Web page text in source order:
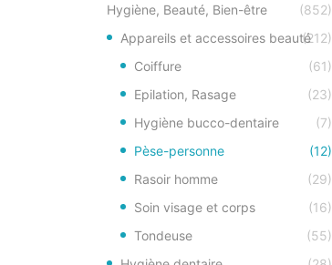
Hygiène, Beauté, Bien-être
(852)
Appareils et accessoires beauté(212)
Coiffure
(61)
Epilation, Rasage
(23)
Hygiène bucco-dentaire
(7)
Pèse-personne
(12)
Rasoir homme
(29)
Soin visage et corps
(16)
Tondeuse
(55)